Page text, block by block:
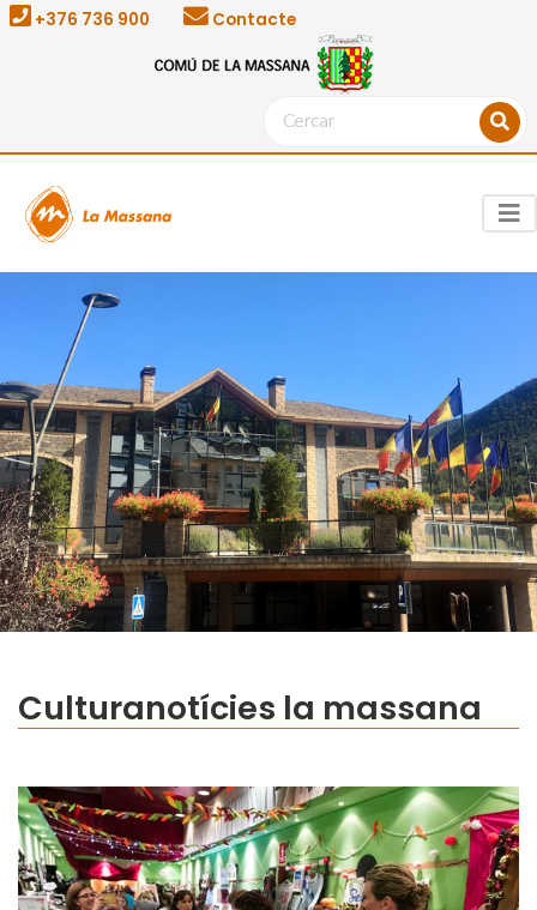
+376 736 900 Contacte
Culturanotícies la massana